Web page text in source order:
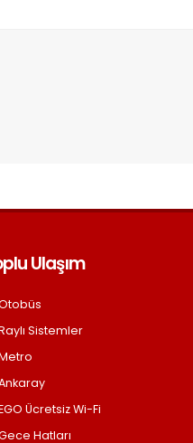
Ulaşım
Sistemler
Ücretsiz Wi-Fi
Hatları